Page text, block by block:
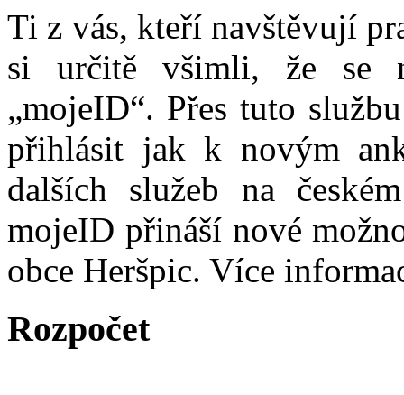
Ti z vás, kteří navštěvují
si určitě všimli, že se
„mojeID“. Přes tuto
přihlásit jak k novým
dalších služeb na
mojeID přináší nové
obce Heršpic. Více
Rozpočet